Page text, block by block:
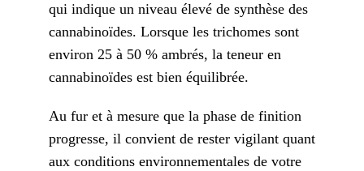
qui indique un niveau élevé de synthèse des
cannabinoïdes. Lorsque les trichomes sont
environ 25 à 50 % ambrés, la teneur en
cannabinoïdes est bien équilibrée.
Au fur et à mesure que la phase de finition
progresse, il convient de rester vigilant quant
aux conditions environnementales de votre